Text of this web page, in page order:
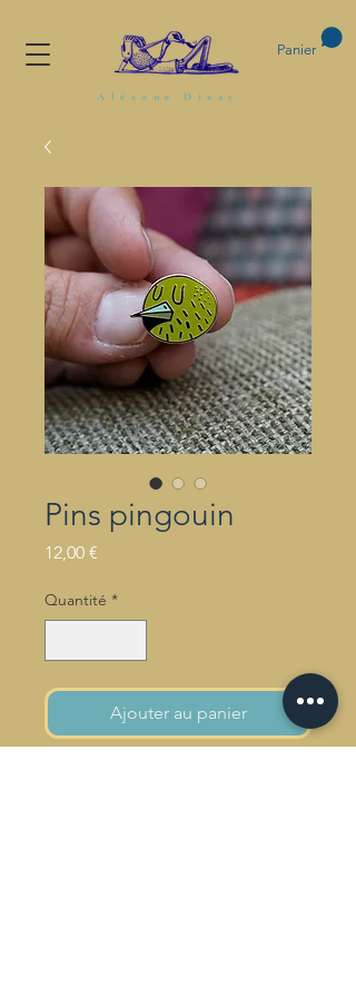
Panier
Alëxone Dizac
Pins pingouin
12,00 €
Quantité *
Ajouter au panier